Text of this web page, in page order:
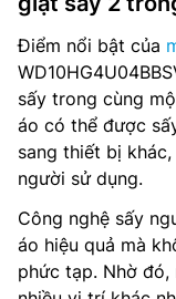
Điểm nổi bật của
sấy trong cùng
áo có thể được
sang thiết bị
người sử dụng.
Công nghệ sấy
áo hiệu quả mà
phức tạp. Nhờ